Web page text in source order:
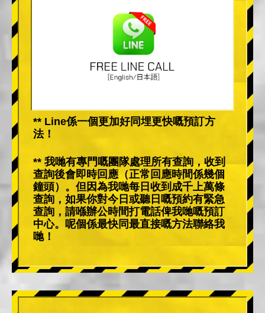
** Line係一個更加好同埋更快嘅預訂方
法！
** 我哋有專門嘅團隊處理所有查詢，收到
查詢後會即時回應（正常回應時間係幾個
鐘頭）。但因為我哋每日收到成千上萬條
查詢，如果你對今日或聽日嘅預約有緊急
查詢，請喺辦公時間打電話俾我哋嘅預訂
中心。呢個係最快同最直接嘅方法聯絡我
哋！